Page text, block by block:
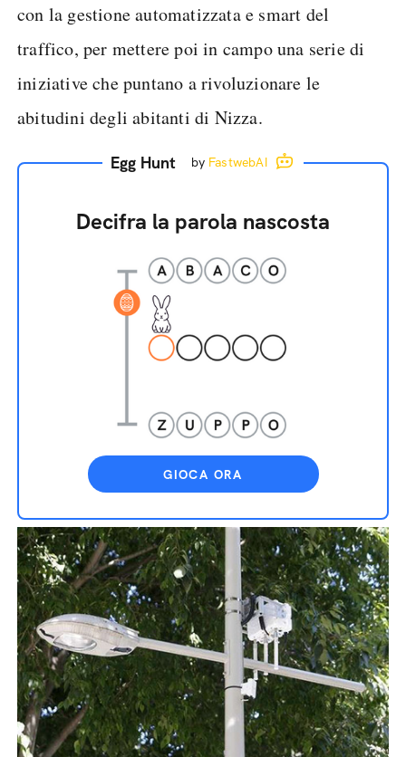
con la gestione automatizzata e smart del
traffico, per mettere poi in campo una serie di
iniziative che puntano a rivoluzionare le
abitudini degli abitanti di Nizza.
Egg Hunt by FastwebAI
Decifra la parola nascosta
GIOCA ORA